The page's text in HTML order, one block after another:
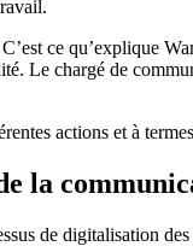
ce qu’explique
Le chargé de
actions et à
la
de digitalisation